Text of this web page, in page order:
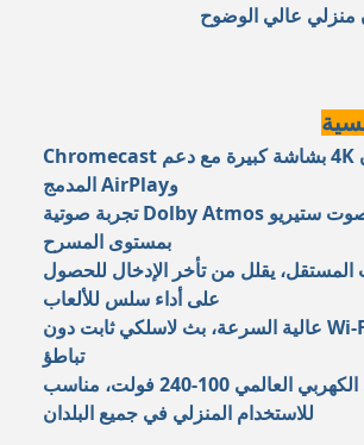
منزلي عالي الوضوح
تلفزيون 4K بشاشة كبيرة مع دعم Chromecast
وAirPlay المدمج
يوفر نظام صوت ستيريو Dolby Atmos تجربة صوتية
بمستوى المسرح
يقلل من تأخر الإدخال للحصول
على أداء سلس للألعاب
شبكة Wi-Fi 6 عالية السرعة، بث لاسلكي ثابت دون
تباطؤ
الجهد الكهربي العالمي 100-240 فولت، مناسب
للاستخدام المنزلي في جميع البلدان